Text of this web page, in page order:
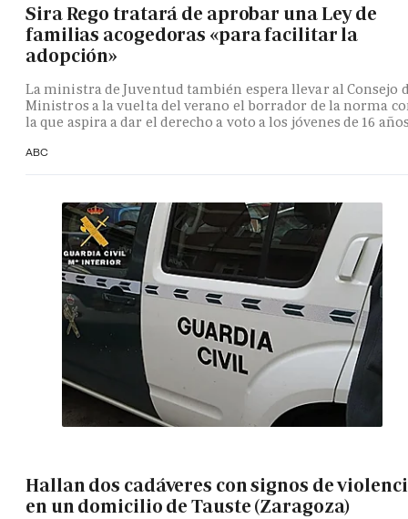
Sira Rego tratará de aprobar una Ley de
familias acogedoras «para facilitar la
adopción»
La ministra de Juventud también espera llevar al Consejo
Ministros a la vuelta del verano el borrador de la norma
la que aspira a dar el derecho a voto a los jóvenes de 16
ABC
Hallan dos cadáveres con signos de
en un domicilio de Tauste (Zaragoza)